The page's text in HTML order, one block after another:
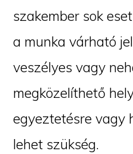
szakember sok
a munka várható
veszélyes vagy
megközelíthető
egyeztetésre vagy
lehet szükség.